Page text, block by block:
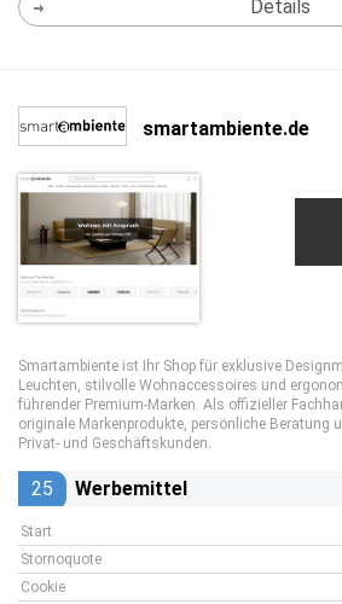
Details
smartambiente.de
Smartambiente ist Ihr Shop für exklusive
Leuchten, stilvolle Wohnaccessoires und
führender Premium-Marken. Als offizieller
originale Markenprodukte, persönliche Beratung
Privat- und Geschäftskunden.
25 Werbemittel
Start
Stornoquote
Cookie